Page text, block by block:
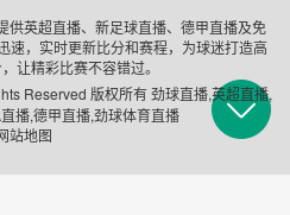
供英超直播、新足球直播、德甲直播及免
速，实时更新比分和赛程，为球迷打造高
让精彩比赛不容错过。
Reserved 版权所有 劲球直播,英超直播,
播,德甲直播,劲球体育直播
站地图